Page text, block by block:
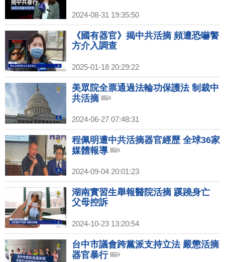
2024-08-31 19:35:50
《國有器官》揭中共活摘 頻遭恐嚇警
方介入調查
2025-01-18 20:29:22
美眾院全票通過法輪功保護法 制裁中
共活摘
2024-06-27 07:48:31
程佩明遭中共活摘器官經歷 全球36家
媒體報導
2024-09-04 20:01:23
湖南實習生舉報醫院活摘 蹊蹺身亡
父母控訴
2024-10-23 13:20:54
台中市議會跨黨派支持立法 嚴懲活摘
器官暴行